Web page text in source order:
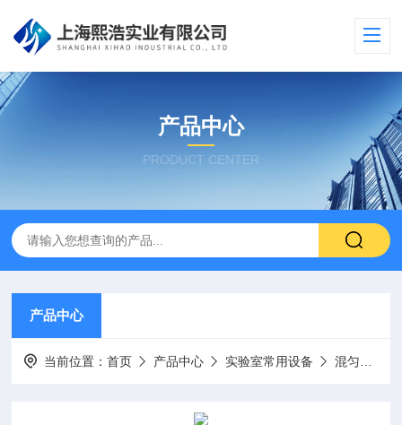
产品中心
PRODUCT CENTER
产品中心
当前位置：首页 产品中心 实验室常用设备 混匀仪